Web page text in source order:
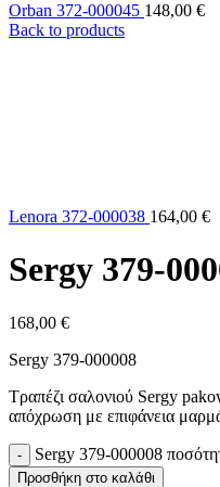
Orban 372-000045 148,00 €
Back to products
Lenora 372-000038 164,00 €
Sergy 379-
168,00 €
Sergy 379-000008
Τραπέζι σαλονιού Sergy
απόχρωση με επιφάνεια
Sergy 379-000008
Προσθήκη στο καλάθι